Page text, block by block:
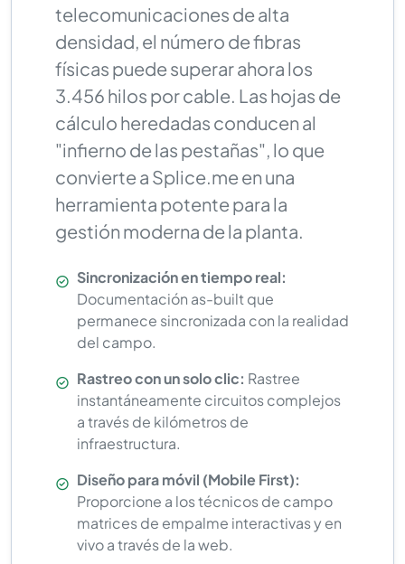
telecomunicaciones de alta
densidad, el número de fibras
físicas puede superar ahora los
3.456 hilos por cable. Las hojas de
cálculo heredadas conducen al
"infierno de las pestañas", lo que
convierte a Splice.meen una
herramienta potente para la
gestión moderna de la planta.
Sincronización en tiempo real:
Documentación as-built que
permanece sincronizada con la realidad
del campo.
Rastreo con un solo clic: Rastree
instantáneamente circuitos complejos
a través de kilómetros de
infraestructura.
Diseño para móvil (Mobile First):
Proporcione a los técnicos de campo
matrices de empalme interactivas y en
vivo a través de la web.